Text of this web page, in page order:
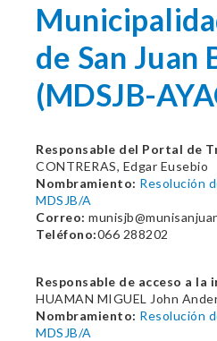
de San Juan
(MDSJB-
Responsable del Portal de
CONTRERAS, Edgar Eusebio
Nombramiento: Resolución
MDSJB/A
Correo:
Teléfono:066 288202
Responsable de acceso a la
HUAMAN MIGUEL John
Nombramiento: Resolución
MDSJB/A